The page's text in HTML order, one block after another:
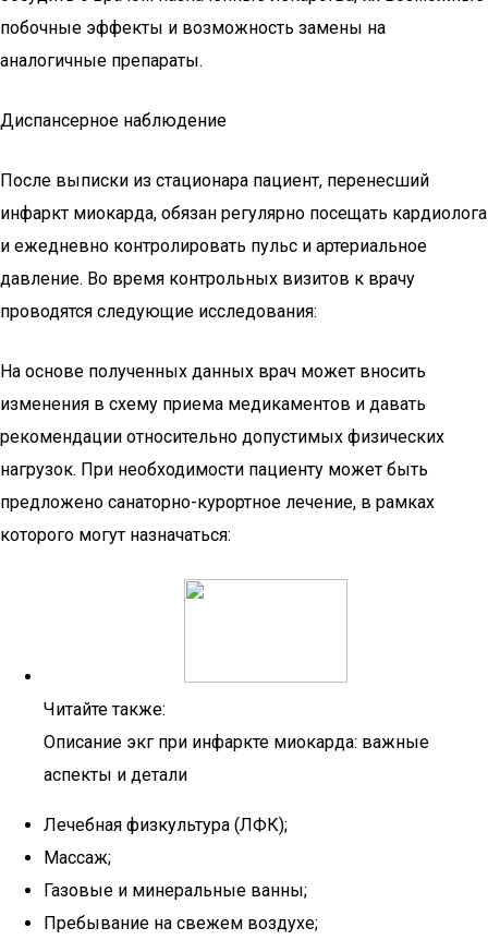
побочные эффекты и возможность замены на
аналогичные препараты.
Диспансерное наблюдение
После выписки из стационара пациент, перенесший
инфаркт миокарда, обязан регулярно посещать кардиолога
и ежедневно контролировать пульс и артериальное
давление. Во время контрольных визитов к врачу
проводятся следующие исследования:
На основе полученных данных врач может вносить
изменения в схему приема медикаментов и давать
рекомендации относительно допустимых физических
нагрузок. При необходимости пациенту может быть
предложено санаторно-курортное лечение, в рамках
которого могут назначаться:
Читайте также:
Описание экг при инфаркте миокарда: важные
аспекты и детали
Лечебная физкультура (ЛФК);
Массаж;
Газовые и минеральные ванны;
Пребывание на свежем воздухе;